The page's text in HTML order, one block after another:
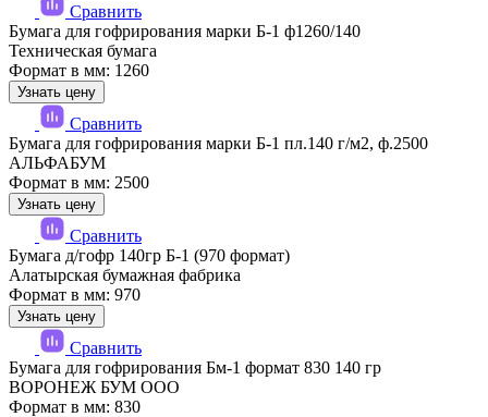
Сравнить
Бумага для гофрирования марки Б-1 ф1260/140
Техническая бумага
Формат в мм: 1260
Узнать цену
Сравнить
Бумага для гофрирования марки Б-1 пл.140 г/м2, ф.2500
АЛЬФАБУМ
Формат в мм: 2500
Узнать цену
Сравнить
Бумага д/гофр 140гр Б-1 (970 формат)
Алатырская бумажная фабрика
Формат в мм: 970
Узнать цену
Сравнить
Бумага для гофрирования Бм-1 формат 830 140 гр
ВОРОНЕЖ БУМ ООО
Формат в мм: 830